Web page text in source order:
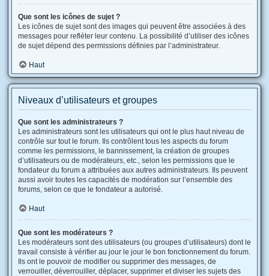
Que sont les icônes de sujet ?
Les icônes de sujet sont des images qui peuvent être associées à des
messages pour refléter leur contenu. La possibilité d’utiliser des icônes
de sujet dépend des permissions définies par l’administrateur.
Haut
Niveaux d’utilisateurs et groupes
Que sont les administrateurs ?
Les administrateurs sont les utilisateurs qui ont le plus haut niveau de
contrôle sur tout le forum. Ils contrôlent tous les aspects du forum
comme les permissions, le bannissement, la création de groupes
d’utilisateurs ou de modérateurs, etc., selon les permissions que le
fondateur du forum a attribuées aux autres administrateurs. Ils peuvent
aussi avoir toutes les capacités de modération sur l’ensemble des
forums, selon ce que le fondateur a autorisé.
Haut
Que sont les modérateurs ?
Les modérateurs sont des utilisateurs (ou groupes d’utilisateurs) dont le
travail consiste à vérifier au jour le jour le bon fonctionnement du forum.
Ils ont le pouvoir de modifier ou supprimer des messages, de
verrouiller, déverrouiller, déplacer, supprimer et diviser les sujets des